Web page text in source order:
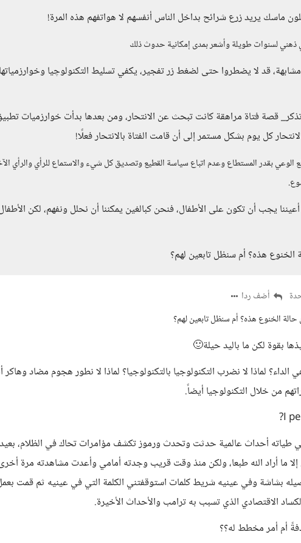
ماسك يريد زرع شرائح بداخل الناس أنفسهم لا هواتفهم هذه المرة!
ذهني لسنوات طويلة وأشعر بمدى إمكانية حدوث ذلك
قد لا يضطروا حتى لضغط زر تفجير، يكفي تسليط التكنولوچيا
قصة فتاة مراهقة كانت تبحث عن الانتحار، ومن بعدها بدأت خوارزميات
كل يوم بشكل مستمر إلى أن قامت الفتاة بالانتحار فعلًا!
بقدر المستطاع وعدم اتباع سياسة القطيع وتصديق كل شيء والاستماع للرأي والرأي
يجب أن تكون على الأطفال، فنحن كبالغين يمكننا أن نحلل ونفهم، لكن
الخنوع هذه؟ أم سنظل تابعين لهم؟
أضف ردا
حالة الخنوع هذه؟ أم سنظل تابعين لهم؟
بقوة لكن ما باليد حيلة🙂
الداء؟ لماذا لا نضرب التكنولوجيا بالتكنولوجيا؟ لماذا لا نطور هجوم مضاد
من خلال التكنولوجيا أيضاً.
أحداث عالمية حدثت وتحدث ورموز تكشف مؤامرات تحاك في الظلام،
إلا ما أراد الله طبعا، ولكن منذ وقت قريب وجدته أمامي وأعدت مشاهدته مرة
بشاشة وفي عينيه شريط كلمات استوقفتني الكلمة التي في عينيه ثم قمت
الاقتصادي الذي تسبب به ترامب والأحداث الأخيرة.
أم أمر مخطط له؟؟